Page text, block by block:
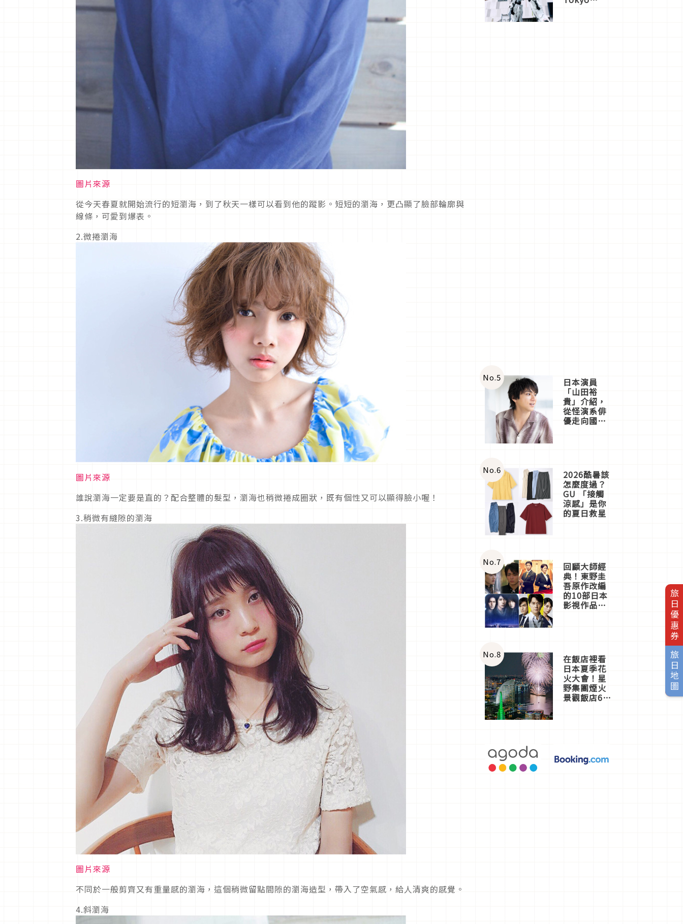
旅日優惠券
旅日地圖
圖片來源
從今天春夏就開始流行的短瀏海，到了秋天一樣可以看到他的蹤影。短短的瀏海，更凸顯了臉部輪廓與
線條，可愛到爆表。
2.微捲瀏海
圖片來源
誰說瀏海一定要是直的？配合整體的髮型，瀏海也稍微捲成圈狀，既有個性又可以顯得臉小喔！
3.稍微有縫隙的瀏海
圖片來源
不同於一般剪齊又有重量感的瀏海，這個稍微留點間隙的瀏海造型，帶入了空氣感，給人清爽的感覺。
4.斜瀏海
No.5 日本演員
「山田裕
貴」介紹，
從怪演系俳
優走向國民
No.6 2026酷暑該
怎麼度過？
GU 「接觸
涼感」是你
的夏日救星
No.7 回顧大師經
典！東野圭
吾原作改編
的10部日本
影視作品推
No.8 在飯店裡看
日本夏季花
火大會！星
野集團煙火
景觀飯店6